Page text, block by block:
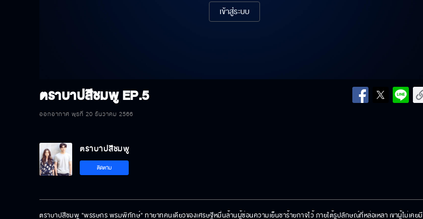
เข้าสู่ระบบ
ตราบาปสีชมพูEP.5
ออกอากาศ พุธที่ 20 ธันวาคม 2566
ตราบาปสีชมพู
ติดตาม
ตราบาปสีชมพู "พรรษกร พรมพิทักษ์" ทายาทคนเดียวของเศรษฐีหมื่นล้านผู้ซ่อนความเย็นชาร้ายกาจไว้ ภายใต้รูปลักษณ์ที่หล่อเหลา เขาผู้ไม่เคยมี